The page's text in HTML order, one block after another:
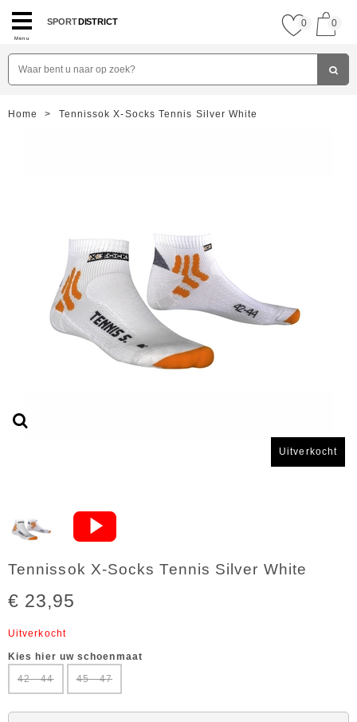
Menu
SPORTDISTRICT 0 0
Home > Tennissok X-Socks Tennis Silver White
Uitverkocht
Tennissok X-Socks Tennis Silver White
€ 23,95
Uitverkocht
Kies hier uw schoenmaat
42 - 44
45 - 47